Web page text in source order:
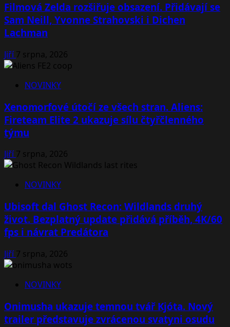
Filmová Zelda rozšiřuje obsazení. Přidávají se
Sam Neill, Yvonne Strahovski i Dichen
Lachman
Jiří7 srpna, 2026
NOVINKY
Xenomorfové útočí ze všech stran. Aliens:
Fireteam Elite 2 ukazuje sílu čtyřčlenného
týmu
Jiří7 srpna, 2026
NOVINKY
Ubisoft dal Ghost Recon: Wildlands druhý
život. Bezplatný update přidává příběh, 4K/60
fps i návrat Predátora
Jiří7 srpna, 2026
NOVINKY
Onimusha ukazuje temnou tvář Kjóta. Nový
trailer představuje zvrácenou svatyni osudu